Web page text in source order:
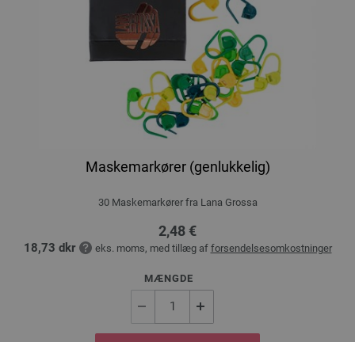
Maskemarkører (genlukkelig)
30 Maskemarkører fra Lana Grossa
2,48 €
18,73 dkr eks. moms, med tillæg af forsendelsesomkostninger
MÆNGDE